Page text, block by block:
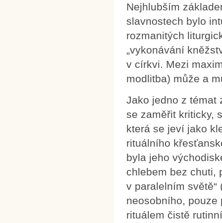
Nejhlubším
slavnostech bylo
rozmanitých
„vykonávání
v církvi. Mezi
modlitba) může a
Jako jedno z témat
se zaměřit kriticky,
která se jeví jako
rituálního
byla jeho
chlebem bez chuti,
v paralelním světě“
neosobního, pouze
rituálem čistě